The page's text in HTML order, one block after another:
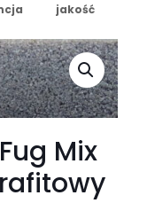
jakość
Mix